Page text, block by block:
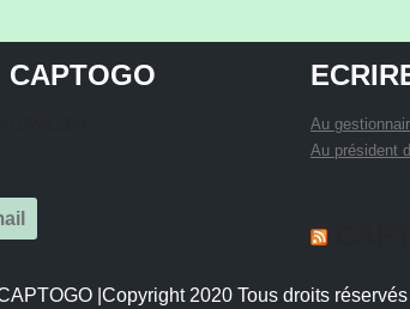
CAPTOGO
Au
Au président
|Copyright 2020 Tous droits réservés